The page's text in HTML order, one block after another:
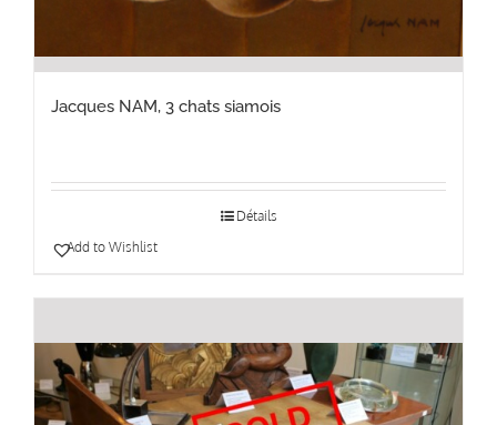
Jacques NAM, 3 chats siamois
Détails
Add to Wishlist